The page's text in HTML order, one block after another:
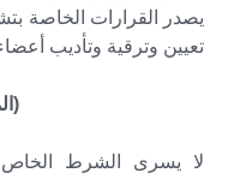
يصدر القرارات الخاصة
تعيين وترقية وتأديب
لا يسرى الشرط الخاص